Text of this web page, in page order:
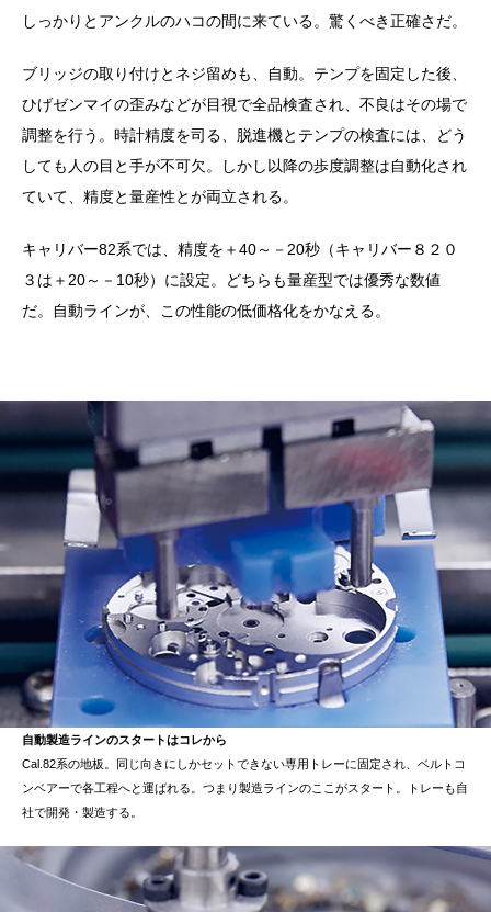
しっかりとアンクルのハコの間に来ている。驚くべき正確さだ。
ブリッジの取り付けとネジ留めも、自動。テンプを固定した後、
ひげゼンマイの歪みなどが目視で全品検査され、不良はその場で
調整を行う。時計精度を司る、脱進機とテンプの検査には、どう
しても人の目と手が不可欠。しかし以降の歩度調整は自動化され
ていて、精度と量産性とが両立される。
キャリバー82系では、精度を＋40～－20秒（キャリバー８２０
３は＋20～－10秒）に設定。どちらも量産型では優秀な数値
だ。自動ラインが、この性能の低価格化をかなえる。
自動製造ラインのスタートはコレから
Cal.82系の地板。同じ向きにしかセットできない専用トレーに固定され、ベルトコ
ンベアーで各工程へと運ばれる。つまり製造ラインのここがスタート。トレーも自
社で開発・製造する。